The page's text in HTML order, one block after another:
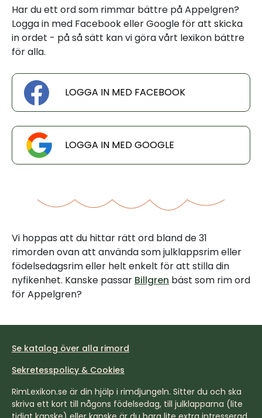
Har du ett ord som rimmar bättre på Appelgren?
Logga in med Facebook eller Google för att skicka
in ordet - på så sätt kan vi göra vårt lexikon bättre
för alla.
LOGGA IN MED FACEBOOK
LOGGA IN MED GOOGLE
Vi hoppas att du hittar rätt ord bland de 31
rimorden ovan att använda som julklappsrim eller
födelsedagsrim eller helt enkelt för att stilla din
nyfikenhet. Kanske passar Billgren bäst som rim ord
för Appelgren?
Se katalog över alla rimord
Sekretesspolicy & Cookies
RimLexikon.se är din hjälp i rimdjungeln. Sitter du och ska
skriva ett kort till någons födelsedag, till julklapparna (lite